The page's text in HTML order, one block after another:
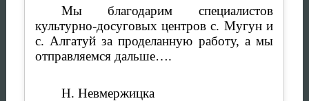
Мы благодарим специалистов
культурно-досуговых центров с. Мугун и
с. Алгатуй за проделанную работу, а мы
отправляемся дальше….
Н. Невмержицка